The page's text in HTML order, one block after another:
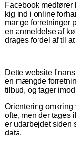
Facebook medfører
kig ind i online
mange forretninger
en anmeldelse af
drages fordel af til
Dette website
en mængde
tilbud, og tager
Orientering
ofte, men der tages
er udarbejdet siden
data.